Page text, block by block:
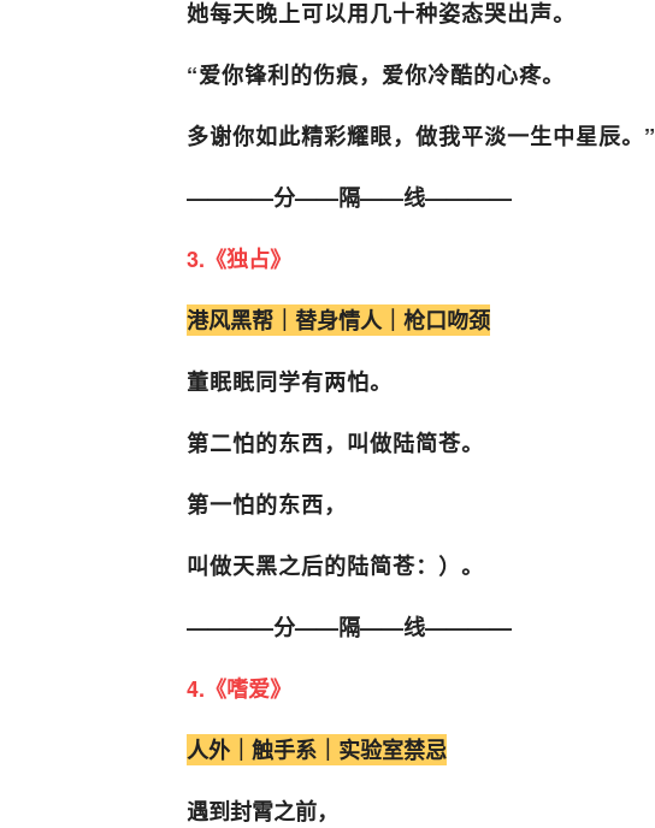
她每天晚上可以用几十种姿态哭出声。
“爱你锋利的伤痕，爱你冷酷的心疼。
多谢你如此精彩耀眼，做我平淡一生中星辰。”
————分——隔——线————
3.《独占》
港风黑帮｜替身情人｜枪口吻颈
董眠眠同学有两怕。
第二怕的东西，叫做陆简苍。
第一怕的东西，
叫做天黑之后的陆简苍：）。
————分——隔——线————
4.《嗜爱》
人外｜触手系｜实验室禁忌
遇到封霄之前，